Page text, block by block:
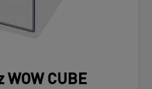
CUBE